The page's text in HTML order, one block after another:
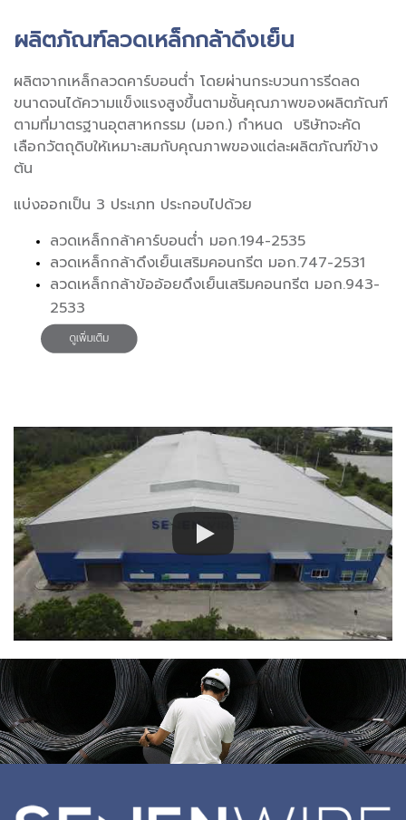
ผลิตภัณฑ์ลวดเหล็กกล้าดึงเย็น
ผลิตจากเหล็กลวดคาร์บอนต่ำ โดยผ่านกระบวนการรีดลด
ขนาดจนได้ความแข็งแรงสูงขึ้นตามชั้นคุณภาพของผลิตภัณฑ์
ตามที่มาตรฐานอุตสาหกรรม (มอก.) กำหนด บริษัทจะคัด
เลือกวัตถุดิบให้เหมาะสมกับคุณภาพของแต่ละผลิตภัณฑ์ข้าง
ต้น
แบ่งออกเป็น 3 ประเภท ประกอบไปด้วย
ลวดเหล็กกล้าคาร์บอนต่ำ มอก.194-2535
ลวดเหล็กกล้าดึงเย็นเสริมคอนกรีต มอก.747-2531
ลวดเหล็กกล้าข้ออ้อยดึงเย็นเสริมคอนกรีต มอก.943-
2533